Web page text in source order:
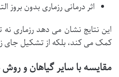
اثر درمانی رزماری بدون
این نتایج نشان می دهد رزماری
کمک می کند، بلکه از تشکیل جای
مقایسه با سایر گیاهان و روش